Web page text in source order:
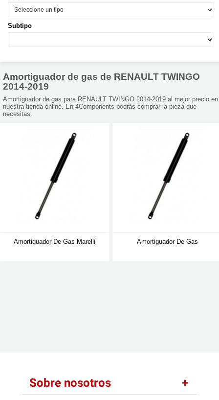
Subtipo
Amortiguador de gas de RENAULT TWINGO
2014-2019
Amortiguador de gas para RENAULT TWINGO 2014-2019 al mejor precio en
nuestra tienda online. En 4Components podrás comprar la pieza que
necesitas.
Amortiguador De Gas Marelli Amortiguador De Gas
Sobre nosotros